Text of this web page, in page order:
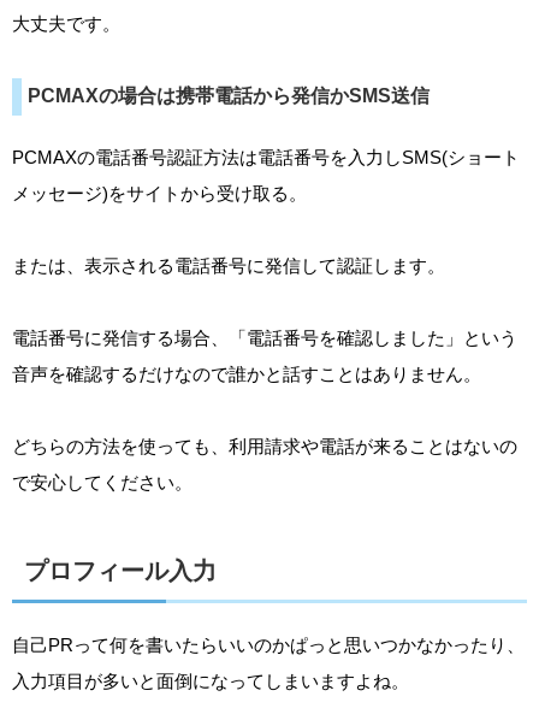
大丈夫です。
PCMAXの場合は携帯電話から発信かSMS送信
PCMAXの電話番号認証方法は電話番号を入力しSMS(ショート
メッセージ)をサイトから受け取る。
または、表示される電話番号に発信して認証します。
電話番号に発信する場合、「電話番号を確認しました」という
音声を確認するだけなので誰かと話すことはありません。
どちらの方法を使っても、利用請求や電話が来ることはないの
で安心してください。
プロフィール入力
自己PRって何を書いたらいいのかぱっと思いつかなかったり、
入力項目が多いと面倒になってしまいますよね。